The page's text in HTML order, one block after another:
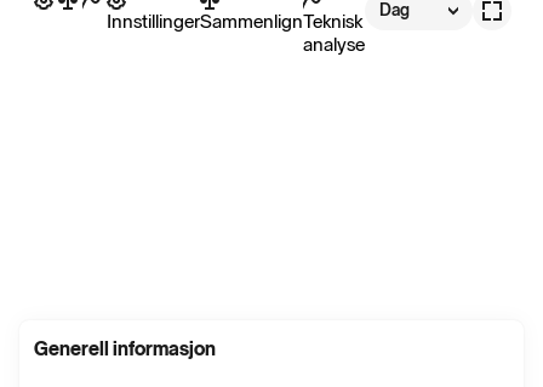
InnstillingerSammenlignTeknisk
analyse
Dag
Generell informasjon